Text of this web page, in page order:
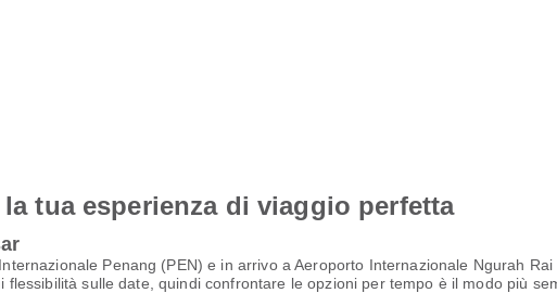
tua esperienza di viaggio perfetta
Penang (PEN) e in arrivo a Aeroporto Internazionale Ngurah
sulle date, quindi confrontare le opzioni per tempo è il modo più